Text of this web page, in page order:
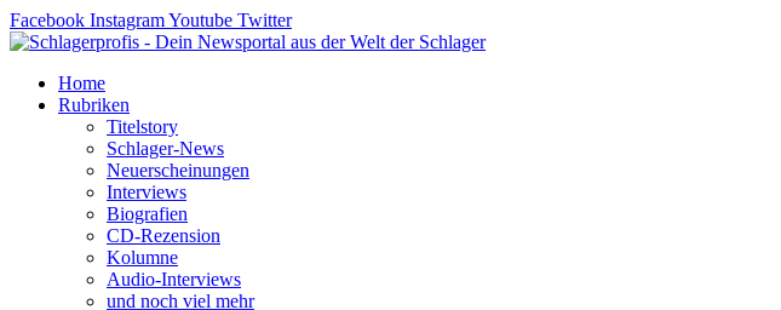
Zum
Inhalt
Facebook InstagramYoutube Twitter
Home
Rubriken
Titelstory
Schlager-News
Neuerscheinungen
Interviews
Biografien
CD-Rezension
Kolumne
Audio-Interviews
und noch viel mehr